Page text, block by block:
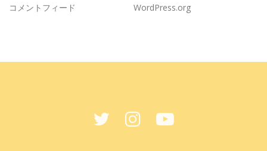
コメントフィード
WordPress.org